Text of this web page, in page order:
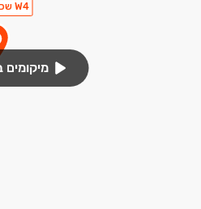
W4 שכונת הגליל